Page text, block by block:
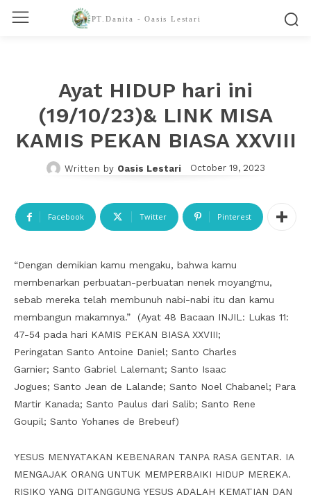
PT.Danita - Oasis Lestari
Ayat HIDUP hari ini
(19/10/23)& LINK MISA
KAMIS PEKAN BIASA XXVIII
Written by Oasis Lestari October 19, 2023
Facebook Twitter Pinterest
“Dengan demikian kamu mengaku, bahwa kamu
membenarkan perbuatan-perbuatan nenek moyangmu,
sebab mereka telah membunuh nabi-nabi itu dan kamu
membangun makamnya.” (Ayat 48 Bacaan INJIL: Lukas 11:
47-54 pada hari KAMIS PEKAN BIASA XXVIII;
Peringatan Santo Antoine Daniel; Santo Charles
Garnier; Santo Gabriel Lalemant; Santo Isaac
Jogues; Santo Jean de Lalande; Santo Noel Chabanel; Para
Martir Kanada; Santo Paulus dari Salib; Santo Rene
Goupil; Santo Yohanes de Brebeuf)
YESUS MENYATAKAN KEBENARAN TANPA RASA GENTAR. IA
MENGAJAK ORANG UNTUK MEMPERBAIKI HIDUP MEREKA.
RISIKO YANG DITANGGUNG YESUS ADALAH KEMATIAN DAN